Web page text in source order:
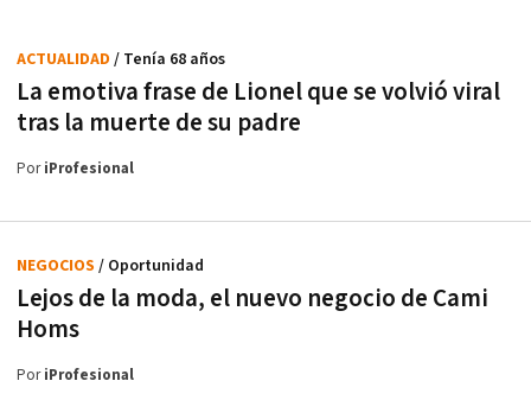
La emotiva frase de Lionel que se volvió viral
tras la muerte de su padre
ACTUALIDAD / Tenía 68 años
PoriProfesional
Lejos de la moda, el nuevo negocio de Cami
Homs
NEGOCIOS / Oportunidad
PoriProfesional